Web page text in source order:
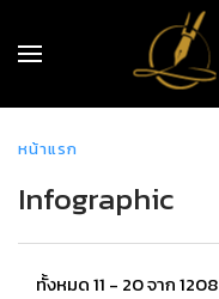
หน้าแรก
Infographic
ทั้งหมด 11 - 20 จาก 1208